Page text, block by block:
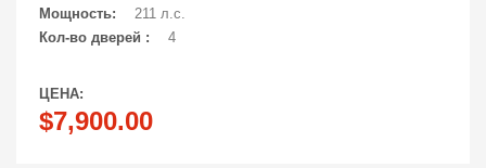
Мощность:
211 л.с.
Кол-во дверей :
4
ЦЕНА:
$7,900.00